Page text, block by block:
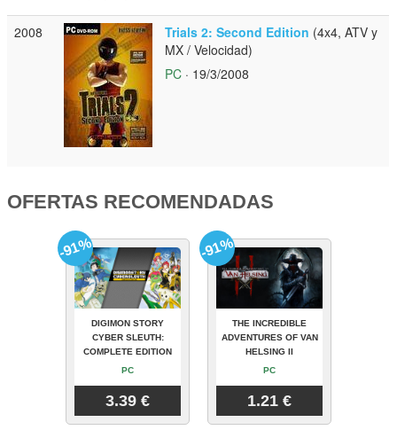
2008 Trials 2: Second Edition (4x4, ATV y
MX / Velocidad)
PC · 19/3/2008
OFERTAS RECOMENDADAS
DIGIMON STORY
CYBER SLEUTH:
COMPLETE EDITION
PC
3.39 €
-91%
THE INCREDIBLE
ADVENTURES OF VAN
HELSING II
PC
1.21 €
-91%